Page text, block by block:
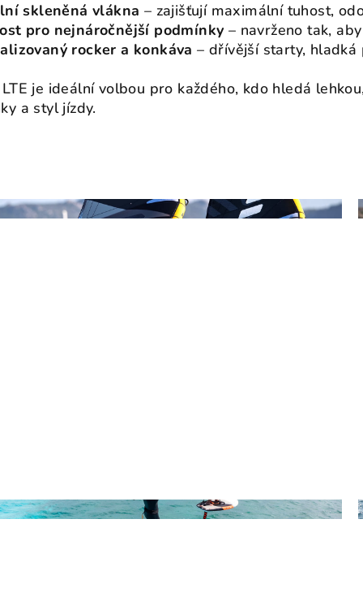
skleněná vlákna – zajišťují maximální tuhost,
pro nejnáročnější podmínky – navrženo tak,
rocker a konkáva – dřívější starty,
je ideální volbou pro každého, kdo hledá
a styl jízdy.